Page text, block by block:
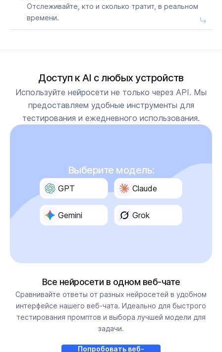
Отслеживайте, кто и сколько тратит, в реальном
времени.
Доступ к AI с любых устройств
Используйте нейросети не только через API. Мы
предоставляем удобные инструменты для
тестирования и ежедневного использования.
Выберите модель:
GPT Claude
Gemini Grok
Все нейросети в одном веб-чате
Сравнивайте ответы от разных нейросетей в удобном
интерфейсе нашего веб-чата. Идеально для быстрого
тестирования промптов и выбора лучшей модели для
задачи.
Попробовать веб-